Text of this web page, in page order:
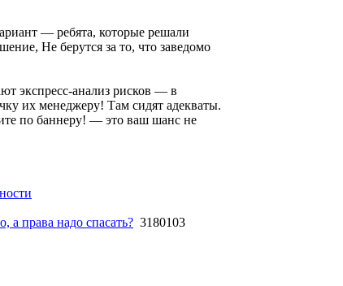
— ребята, которые решали
Не берутся за то, что заведомо
экспресс-анализ рисков — в
их менеджеру! Там сидят адекваты.
по баннеру! — это ваш шанс не
а права надо спасать? 3180103